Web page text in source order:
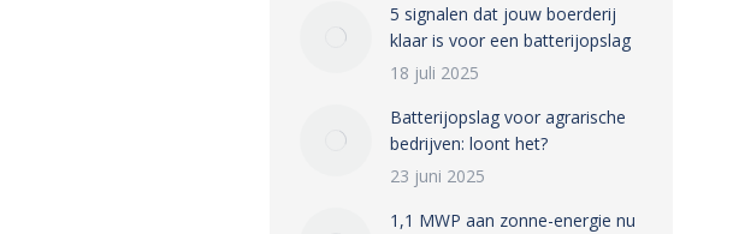
5 signalen dat jouw boerderij
klaar is voor een batterijopslag
18 juli 2025
Batterijopslag voor agrarische
bedrijven: loont het?
23 juni 2025
1,1 MWP aan zonne-energie nu